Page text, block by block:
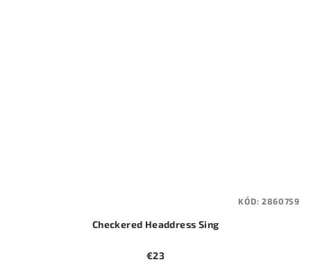
Checkered Headdress Sing
€23
KÓD:2860759